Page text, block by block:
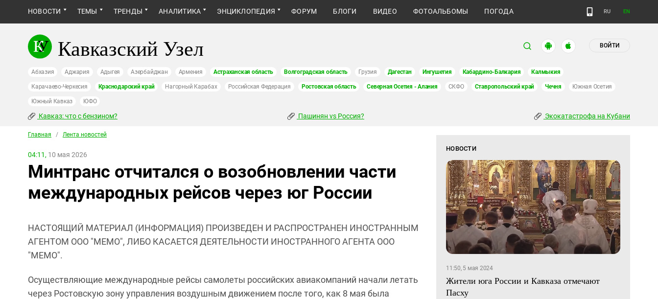
НОВОСТИ ТЕМЫ ТРЕНДЫ АНАЛИТИКА ЭНЦИКЛОПЕДИЯ ФОРУМ БЛОГИ ВИДЕО ФОТОАЛЬБОМЫ ПОГОДА RU EN
Кавказский Узел ВОЙТИ
Абхазия Аджария Адыгея Азербайджан Армения Астраханская область Волгоградская область Грузия Дагестан Ингушетия Кабардино-Балкария Калмыкия
Карачаево-Черкесия Краснодарский край Нагорный Карабах Российская Федерация Ростовская область Северная Осетия - Алания СКФО Ставропольский край Чечня Южная Осетия
Южный Кавказ ЮФО
Кавказ: что с бензином? Пашинян vs Россия? Экокатастрофа на Кубани
Главная / Лента новостей
04:11, 10 мая 2026
Минтранс отчитался о возобновлении части
международных рейсов через юг России
НАСТОЯЩИЙ МАТЕРИАЛ (ИНФОРМАЦИЯ) ПРОИЗВЕДЕН И РАСПРОСТРАНЕН ИНОСТРАННЫМ
АГЕНТОМ ООО "МЕМО", ЛИБО КАСАЕТСЯ ДЕЯТЕЛЬНОСТИ ИНОСТРАННОГО АГЕНТА ООО
"МЕМО".
Осуществляющие международные рейсы самолеты российских авиакомпаний начали летать
через Ростовскую зону управления воздушным движением после того, как 8 мая была
НОВОСТИ
11:50, 5 мая 2024
Жители юга России и Кавказа отмечают
Пасху